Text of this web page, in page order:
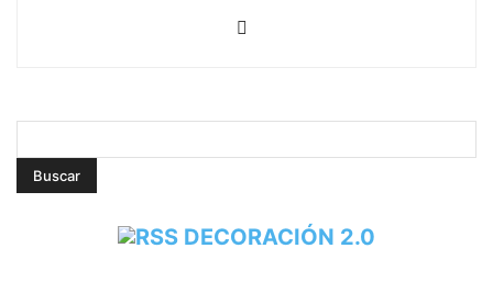
DECORACIÓN 2.0